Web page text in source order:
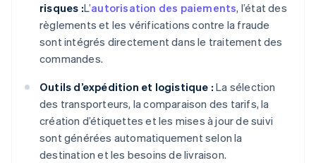
risques :L’autorisation des paiements, l’état des
règlements et les vérifications contre la fraude
sont intégrés directement dans le traitement des
commandes.
Outils d’expédition et logistique : La sélection
des transporteurs, la comparaison des tarifs, la
création d’étiquettes et les mises à jour de suivi
sont générées automatiquement selon la
destination et les besoins de livraison.